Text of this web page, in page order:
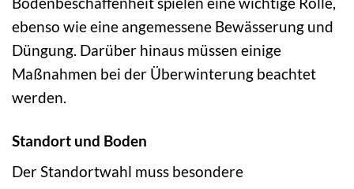
ebenso wie eine angemessene Bewässerung und
Düngung. Darüber hinaus müssen einige
Maßnahmen bei der Überwinterung beachtet
werden.
Standort und Boden
Der Standortwahl muss besondere